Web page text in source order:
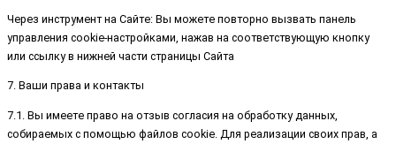
Через инструмент на Сайте: Вы можете повторно вызвать панель
управления cookie-настройками, нажав на соответствующую кнопку
или ссылку в нижней части страницы Сайта
7. Ваши права и контакты
7.1. Вы имеете право на отзыв согласия на обработку данных,
собираемых с помощью файлов cookie. Для реализации своих прав, а